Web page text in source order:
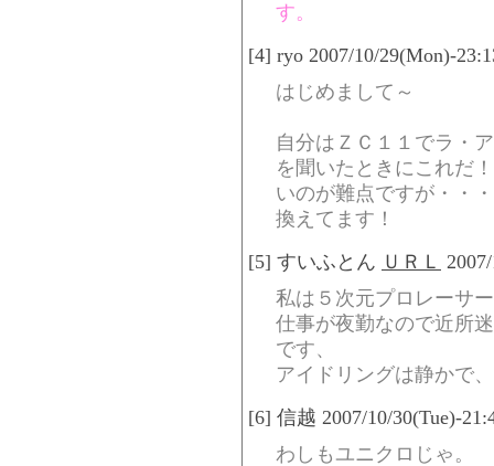
す。
[4] ryo 2007/10/29(Mon)-
はじめまして～
自分はＺＣ１１でラ・
を聞いたときにこれだ
いのが難点ですが・・
換えてます！
[5] すいふとん ＵＲＬ
私は５次元プロレーサ
仕事が夜勤なので近所
です、
アイドリングは静かで
[6] 信越 2007/10/30(Tue)-
わしもユニクロじゃ。